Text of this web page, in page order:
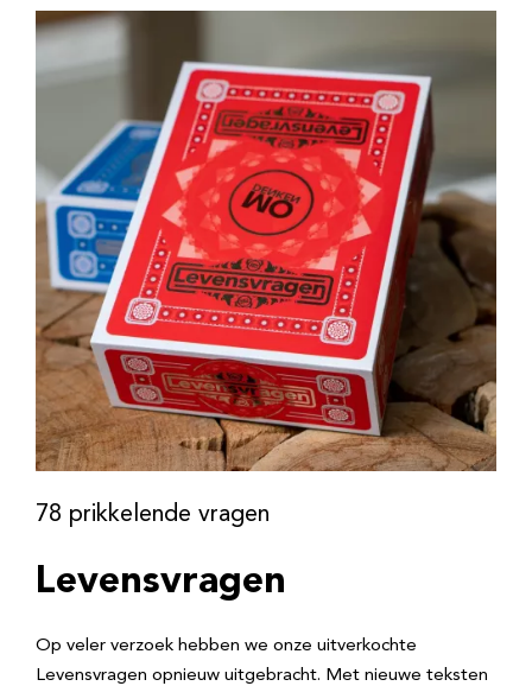
78 prikkelende vragen
Levensvragen
Op veler verzoek hebben we onze uitverkochte
Levensvragen opnieuw uitgebracht. Met nieuwe teksten